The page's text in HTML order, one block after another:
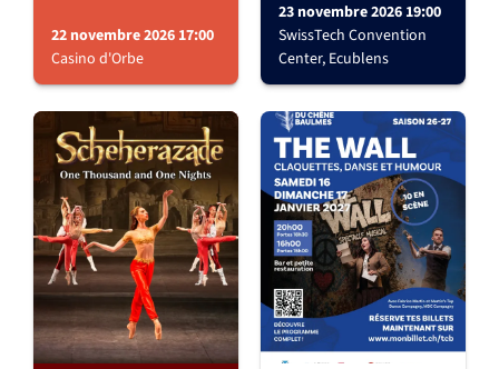
22 novembre 2026 17:00
Casino d'Orbe
23 novembre 2026 19:00
SwissTech Convention
Center, Ecublens